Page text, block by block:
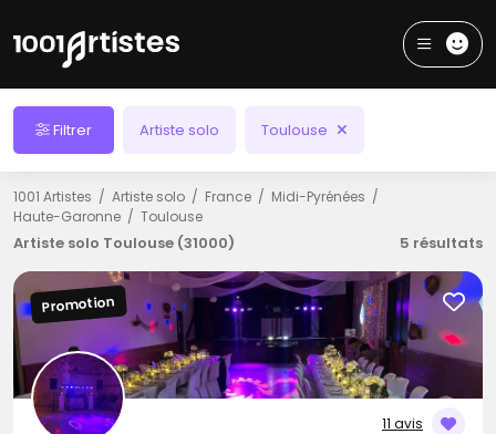
Filtrer Artiste solo Toulouse
1001 Artistes Artiste solo France
Midi-Pyrénées
Haute-Garonne
Toulouse
Artiste solo Toulouse (31000) 5 résultats
11 avis
Promotion